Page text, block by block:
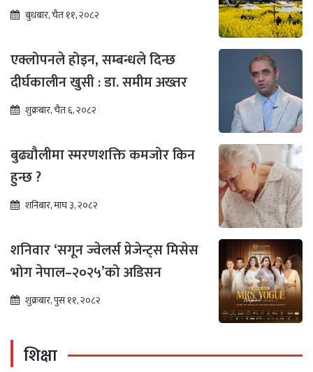
बुधबार, चैत ११, २०८२
एक्लोपनले होइन, सम्बन्धले दिन्छ
दीर्घकालीन खुसी : डा. समीम अख्तर
शुक्रबार, चैत ६, २०८२
बुढ्यौलीमा स्मरणशक्ति कमजोर किन
हुन्छ ?
शनिबार, माघ ३, २०८२
शनिवार ‘सगून ज्वेलर्स प्रेजेन्ट्स मिसेस
भोग नेपाल–२०२५’को अडिसन
शुक्रबार, पुस ११, २०८२
शिक्षा